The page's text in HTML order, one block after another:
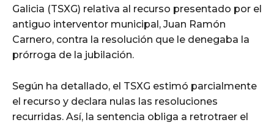
Galicia (TSXG) relativa al recurso presentado por el
antiguo interventor municipal, Juan Ramón
Carnero, contra la resolución que le denegaba la
prórroga de la jubilación.
Según ha detallado, el TSXG estimó parcialmente
el recurso y declara nulas las resoluciones
recurridas. Así, la sentencia obliga a retrotraer el